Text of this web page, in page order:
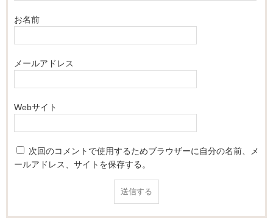
お名前
メールアドレス
Webサイト
次回のコメントで使用するためブラウザーに自分の名前、メ
ールアドレス、サイトを保存する。